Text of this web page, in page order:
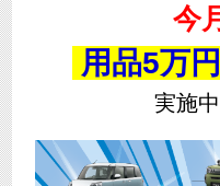
今
用品5万
実施